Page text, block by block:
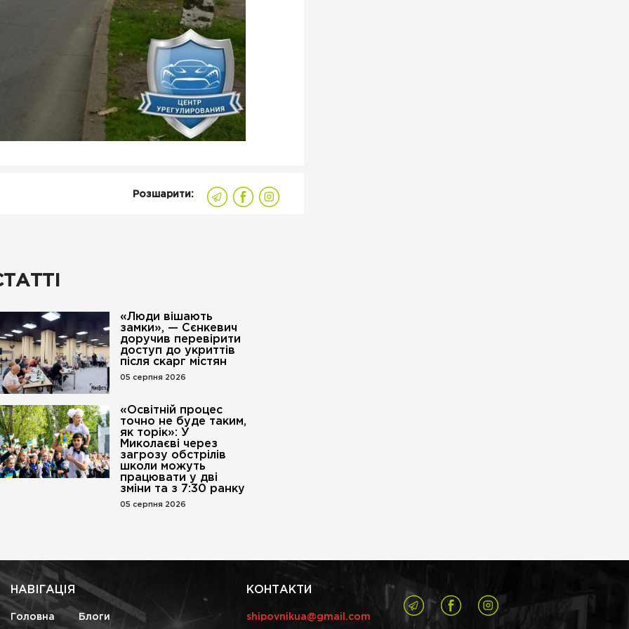
Розшарити:
«Люди вішають
замки», — Сєнкевич
доручив перевірити
доступ до укриттів
після скарг містян
05 серпня 2026
«Освітній процес
точно не буде таким,
як торік»: У
Миколаєві через
загрозу обстрілів
школи можуть
працювати у дві
зміни та з 7:30 ранку
05 серпня 2026
НАВІГАЦІЯ
Головна Блоги
КОНТАКТИ
shipovnikua@gmail.com